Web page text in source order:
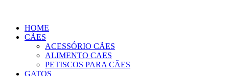
HOME
CÃES
ACESSÓRIO CÃES
ALIMENTO CAES
PETISCOS PARA CÃES
GATOS